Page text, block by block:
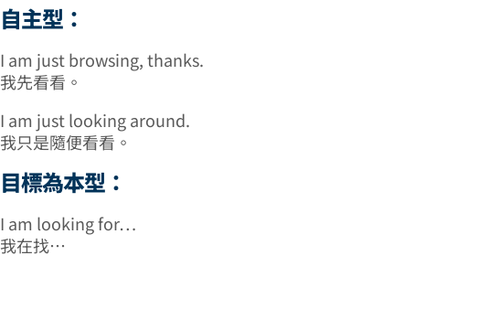
自主型：
I am just browsing, thanks.
我先看看。
I am just looking around.
我只是隨便看看。
目標為本型：
I am looking for…
我在找…